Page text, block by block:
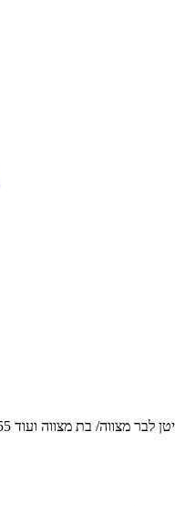
מצווה/ בת מצווה ועוד 03-9215555 -> 052-2537188: